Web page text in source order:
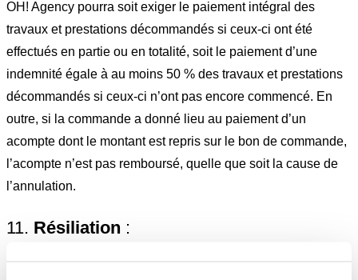
OH! Agency pourra soit exiger le paiement intégral des
travaux et prestations décommandés si ceux-ci ont été
effectués en partie ou en totalité, soit le paiement d’une
indemnité égale à au moins 50 % des travaux et prestations
décommandés si ceux-ci n’ont pas encore commencé. En
outre, si la commande a donné lieu au paiement d’un
acompte dont le montant est repris sur le bon de commande,
l’acompte n’est pas remboursé, quelle que soit la cause de
l’annulation.
11. Résiliation :